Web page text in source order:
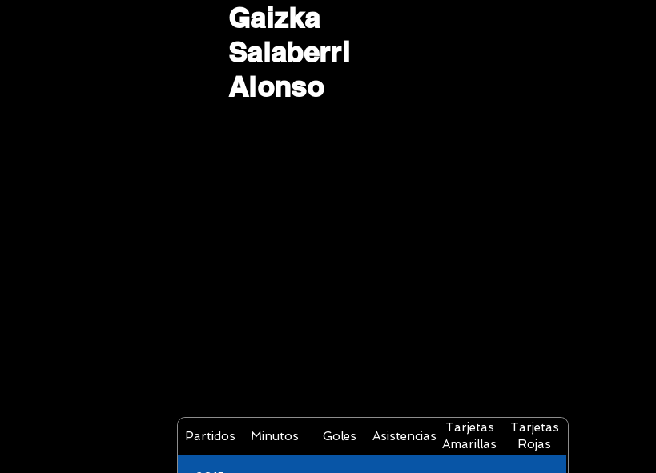
Gaizka
Salaberri
Alonso
Partidos Minutos Goles Asistencias
Tarjetas
Amarillas
Tarjetas
Rojas